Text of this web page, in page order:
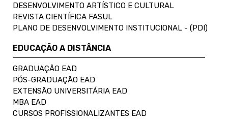
DESENVOLVIMENTO ARTÍSTICO E CULTURAL
REVISTA CIENTÍFICA FASUL
PLANO DE DESENVOLVIMENTO INSTITUCIONAL - (PDI)
EDUCAÇÃO A DISTÂNCIA
GRADUAÇÃO EAD
PÓS-GRADUAÇÃO EAD
EXTENSÃO UNIVERSITÁRIA EAD
MBA EAD
CURSOS PROFISSIONALIZANTES EAD